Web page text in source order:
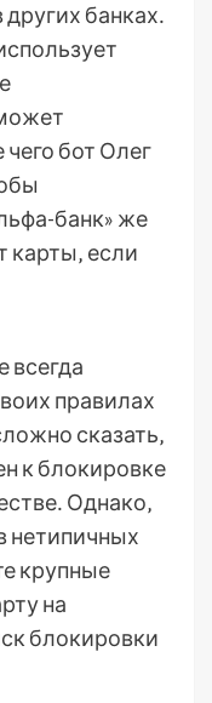
банках․
чего бот Олег
банк» же
карты‚ если
всегда
правилах
сказать‚
к блокировке
Однако‚
нетипичных
крупные
на
блокировки